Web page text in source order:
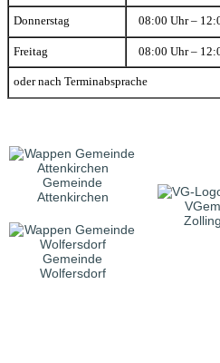
Donnerstag 08:00 Uhr –
Freitag 08:00 Uhr –
oder nach Terminabsprache
Gemeinde
Attenkirchen
VGem
Zolling
Gemeinde
Wolfersdorf